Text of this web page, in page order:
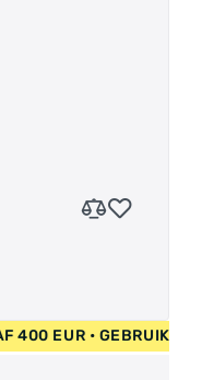
VANAF 400 EUR •